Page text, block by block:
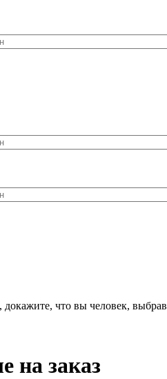
докажите, что вы человек, выбрав
на заказ